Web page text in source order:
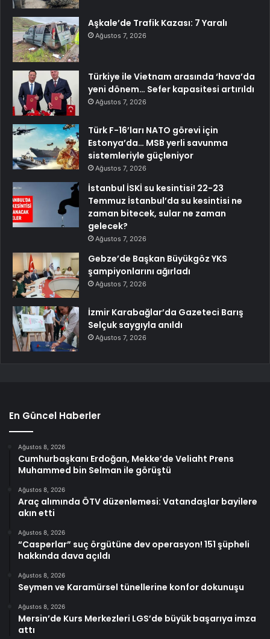
Aşkale’de Trafik Kazası: 7 Yaralı
Ağustos 7, 2026
Türkiye ile Vietnam arasında ‘hava’da
yeni dönem… Sefer kapasitesi artırıldı
Ağustos 7, 2026
Türk F-16’ları NATO görevi için
Estonya’da… MSB yerli savunma
sistemleriyle güçleniyor
Ağustos 7, 2026
İstanbul İSKİ su kesintisi! 22-23
Temmuz İstanbul’da su kesintisi ne
zaman bitecek, sular ne zaman
gelecek?
Ağustos 7, 2026
Gebze’de Başkan Büyükgöz YKS
şampiyonlarını ağırladı
Ağustos 7, 2026
İzmir Karabağlar’da Gazeteci Barış
Selçuk saygıyla anıldı
Ağustos 7, 2026
En Güncel Haberler
Ağustos 8, 2026
Cumhurbaşkanı Erdoğan, Mekke’de Veliaht Prens
Muhammed bin Selman ile görüştü
Ağustos 8, 2026
Araç alımında ÖTV düzenlemesi: Vatandaşlar bayilere
akın etti
Ağustos 8, 2026
“Casperlar” suç örgütüne dev operasyon! 151 şüpheli
hakkında dava açıldı
Ağustos 8, 2026
Seymen ve Karamürsel tünellerine konfor dokunuşu
Ağustos 8, 2026
Mersin’de Kurs Merkezleri LGS’de büyük başarıya imza
attı